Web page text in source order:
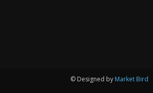
© Designed by Market Bird